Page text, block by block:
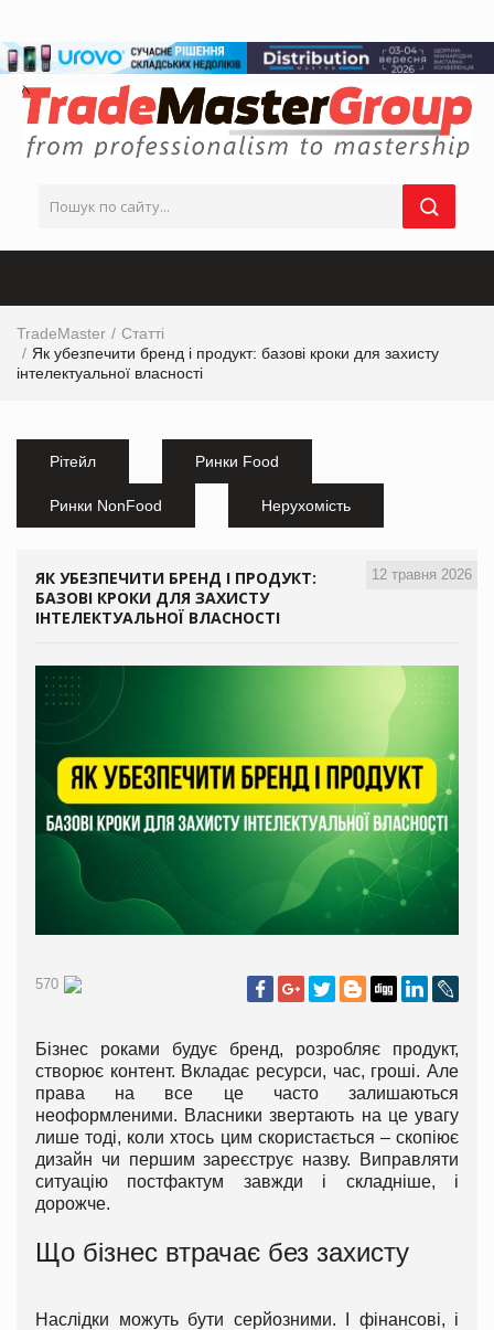
TradeMaster
Статті
Як убезпечити бренд і продукт: базові кроки для захисту
інтелектуальної власності
Рітейл Ринки Food
Ринки NonFood Нерухомість
12 травня 2026
ЯК УБЕЗПЕЧИТИ БРЕНД І ПРОДУКТ:
БАЗОВІ КРОКИ ДЛЯ ЗАХИСТУ
ІНТЕЛЕКТУАЛЬНОЇ ВЛАСНОСТІ
570
Бізнес роками будує бренд, розробляє продукт,
створює контент. Вкладає ресурси, час, гроші. Але
права на все це часто залишаються
неоформленими. Власники звертають на це увагу
лише тоді, коли хтось цим скористається – скопіює
дизайн чи першим зареєструє назву. Виправляти
ситуацію постфактум завжди і складніше, і
дорожче.
Що бізнес втрачає без захисту
Наслідки можуть бути серйозними. І фінансові, і